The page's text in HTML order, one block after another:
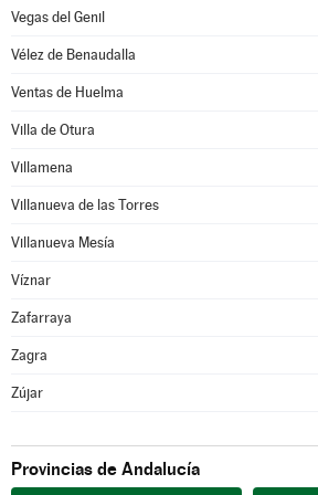
Vegas del Genil
Vélez de Benaudalla
Ventas de Huelma
Villa de Otura
Villamena
Villanueva de las Torres
Villanueva Mesía
Víznar
Zafarraya
Zagra
Zújar
Provincias de Andalucía